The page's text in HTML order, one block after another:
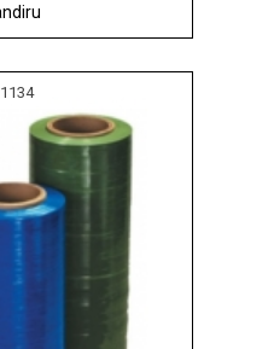
1134